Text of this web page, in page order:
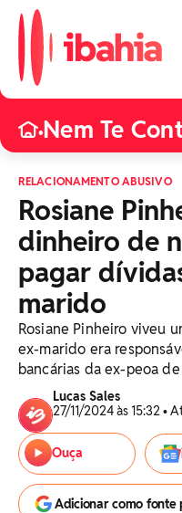
•Nem Te
RELACIONAMENTO ABUSIVO
Rosiane
dinheiro de
pagar
marido
Rosiane Pinheiro viveu
ex-marido era
bancárias da ex-peoa
Lucas Sales
27/11/2024 às 15:32 •
Ouça
Adicionar como fonte